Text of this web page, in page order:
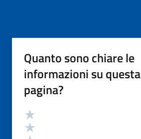
Quanto sono chiare le
informazioni su questa
pagina?
Valutazione